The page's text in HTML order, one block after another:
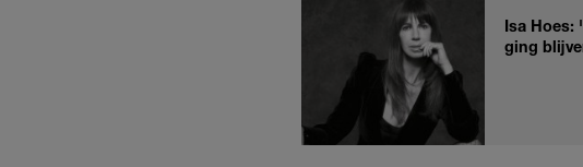
Isa Hoes:
ging